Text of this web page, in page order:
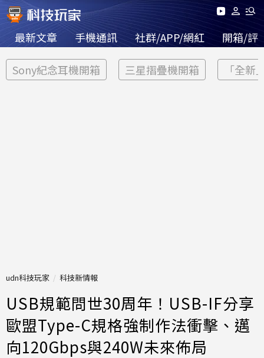
最新文章 手機通訊 社群/APP/網紅 開箱/評
Sony紀念耳機開箱 三星摺疊機開箱 「全新
udn科技玩家 科技新情報
USB規範問世30周年！USB-IF分享
歐盟Type-C規格強制作法衝擊、邁
向120Gbps與240W未來佈局